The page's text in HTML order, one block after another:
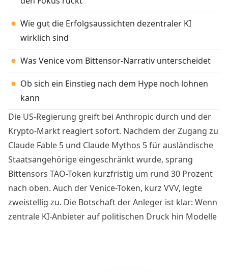
Wie gut die Erfolgsaussichten dezentraler KI
wirklich sind
Was Venice vom Bittensor-Narrativ unterscheidet
Ob sich ein Einstieg nach dem Hype noch lohnen
kann
Die US-Regierung greift bei Anthropic durch und der
Krypto-Markt reagiert sofort. Nachdem der Zugang zu
Claude Fable 5 und Claude Mythos 5 für ausländische
Staatsangehörige eingeschränkt wurde, sprang
Bittensors TAO-Token kurzfristig um rund 30 Prozent
nach oben. Auch der Venice-Token, kurz VVV, legte
zweistellig zu. Die Botschaft der Anleger ist klar: Wenn
zentrale KI-Anbieter auf politischen Druck hin Modelle